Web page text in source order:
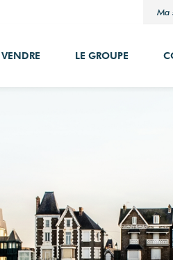
Ma
VENDRE LE GROUPE